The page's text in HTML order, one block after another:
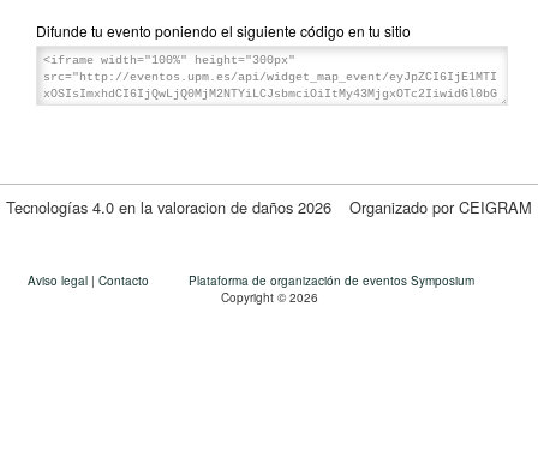
Difunde tu evento poniendo el siguiente código en tu sitio
Tecnologías 4.0 en la valoracion de daños 2026 Organizado por CEIGRAM
Aviso legal | Contacto
Plataforma de organización de eventos Symposium
Copyright © 2026